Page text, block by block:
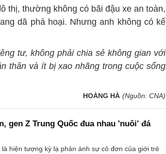
thị, thường không có bãi đậu xe an toàn,
dã phá hoại. Nhưng anh không có kế
tư, không phải chia sẻ không gian với
thân và ít bị xao nhãng trong cuộc sống
HOÀNG HÀ (Nguồn: CNA)
gen Z Trung Quốc đua nhau 'nuôi' đá
hiện tượng kỳ lạ phản ánh sự cô đơn của giới trẻ